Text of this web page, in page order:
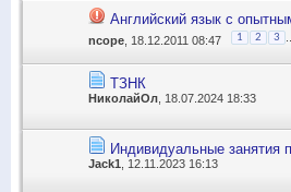
Английский язык с
ncope , 18.12.2011 08:47 1 2 3
ТЗНК
НиколайОл , 18.07.2024 18:33
Индивидуальные занятия
Jack1 , 12.11.2023 16:13